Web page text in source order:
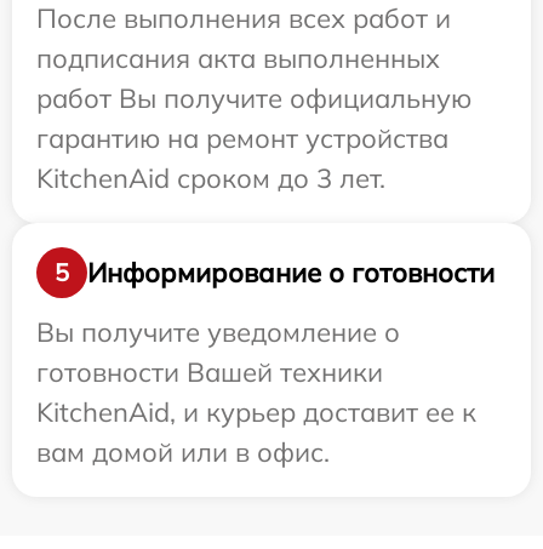
После выполнения всех работ и
подписания акта выполненных
работ Вы получите официальную
гарантию на ремонт устройства
KitchenAid сроком до 3 лет.
5
Информирование о готовности
Вы получите уведомление о
готовности Вашей техники
KitchenAid, и курьер доставит ее к
вам домой или в офис.